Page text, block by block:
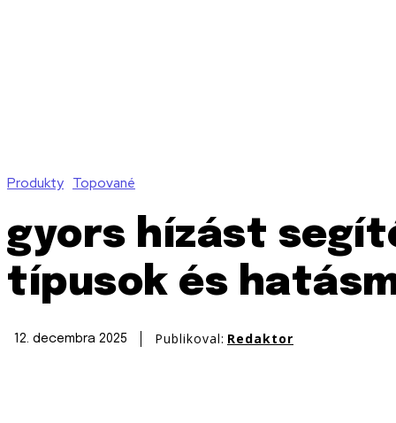
Produkty Topované
gyors hízást
típusok és
12. decembra 2025 Publikoval: Redaktor